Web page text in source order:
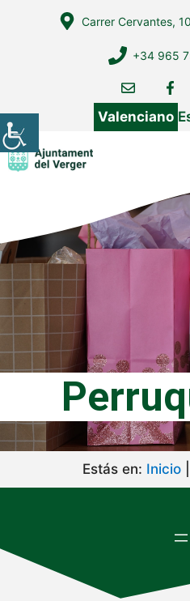
Carrer Cervantes,
+34 965
Valenciano
Estás en: Inicio